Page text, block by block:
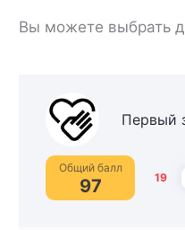
Вы можете выбрать
Первый
Общий балл
97 19